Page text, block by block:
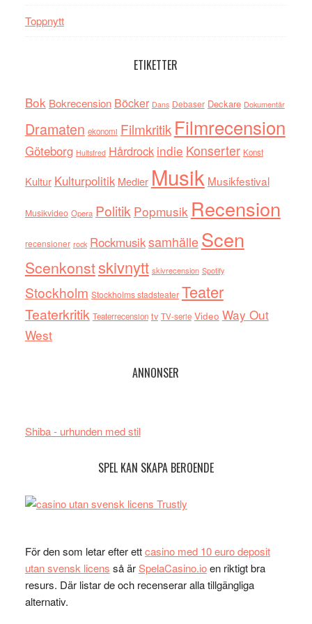
Toppnytt
ETIKETTER
Bok Bokrecension Böcker Dans Debaser Deckare Dokumentär
Dramaten ekonomi Filmkritik Filmrecension
Göteborg Hultsfred Hårdrock indie Konserter Konst
Kultur Kulturpolitik Medier Musik Musikfestival
Musikvideo Opera Politik Popmusik Recension
recensioner rock RockmusiksamhälleScen
Scenkonstskivnytt skivrecension Spotify
Stockholm Stockholms stadsteater Teater
Teaterkritik Teaterrecension tv TV-serie Video Way Out
West
ANNONSER
Shiba - urhunden med stil
SPEL KAN SKAPA BEROENDE
För den som letar efter ettcasino med 10 euro deposit
utan svensk licens så ärSpelaCasino.ioen riktigt bra
resurs. Där listar de och recenserar alla tillgängliga
alternativ.